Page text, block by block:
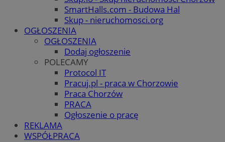
SmartHalls.com - Budowa Hal
Skup - nieruchomosci.org
OGŁOSZENIA
OGŁOSZENIA
Dodaj ogłoszenie
POLECAMY
Protocol IT
Pracuj.pl - praca w Chorzowie
Praca Chorzów
PRACA
Ogłoszenie o pracę
REKLAMA
WSPÓŁPRACA